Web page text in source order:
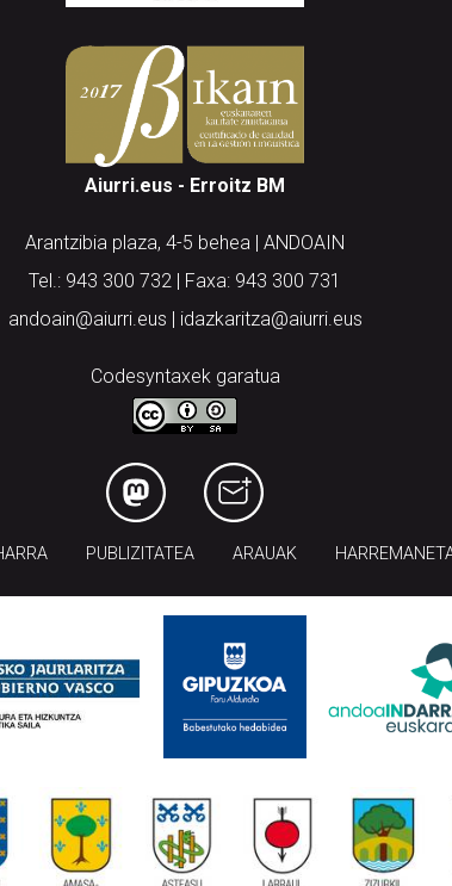
Aiurri.eus - Erroitz BM
Arantzibia plaza, 4-5 behea | ANDOAIN
Tel.: 943 300 732 | Faxa: 943 300 731
andoain@aiurri.eus | idazkaritza@aiurri.eus
Codesyntaxek garatua
PUBLIZITATEA ARAUAK